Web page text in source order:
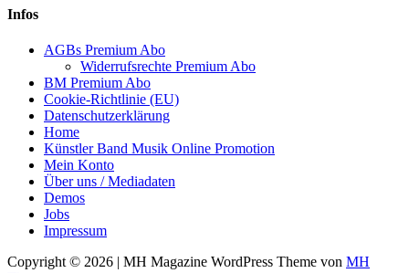
Infos
AGBs Premium Abo
Widerrufsrechte Premium Abo
BM Premium Abo
Cookie-Richtlinie (EU)
Datenschutzerklärung
Home
Künstler Band Musik Online Promotion
Mein Konto
Über uns / Mediadaten
Demos
Jobs
Impressum
Copyright © 2026 | MH Magazine WordPress Theme von MH